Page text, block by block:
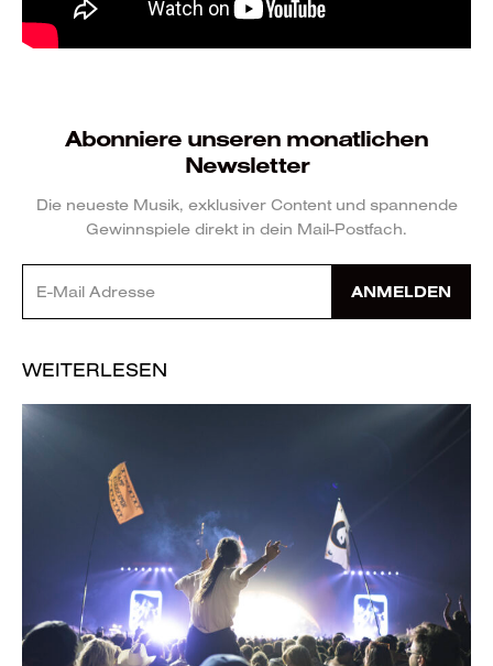
Abonniere unseren monatlichen
Newsletter
Die neueste Musik, exklusiver Content und spannende
Gewinnspiele direkt in dein Mail-Postfach.
ANMELDEN
WEITERLESEN